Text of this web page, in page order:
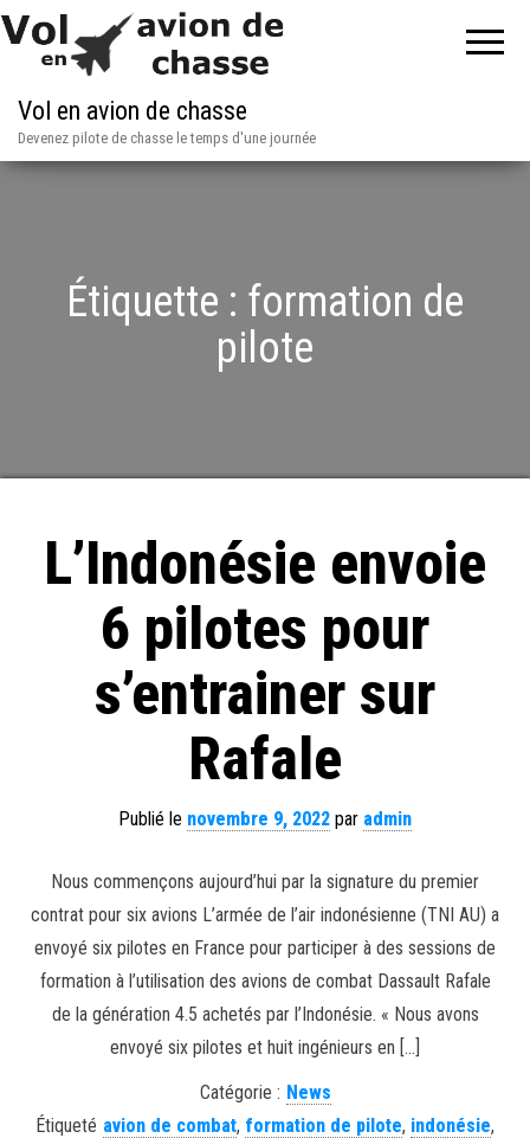
Vol en avion de chasse
Devenez pilote de chasse le temps d'une journée
Étiquette : formation de
pilote
L’Indonésie envoie
6 pilotes pour
s’entrainer sur
Rafale
Publié le novembre 9, 2022 par admin
Nous commençons aujourd’hui par la signature du premier
contrat pour six avions L’armée de l’air indonésienne (TNI AU) a
envoyé six pilotes en France pour participer à des sessions de
formation à l’utilisation des avions de combat Dassault Rafale
de la génération 4.5 achetés par l’Indonésie. « Nous avons
envoyé six pilotes et huit ingénieurs en […]
Catégorie : News
Étiqueté avion de combat, formation de pilote, indonésie,